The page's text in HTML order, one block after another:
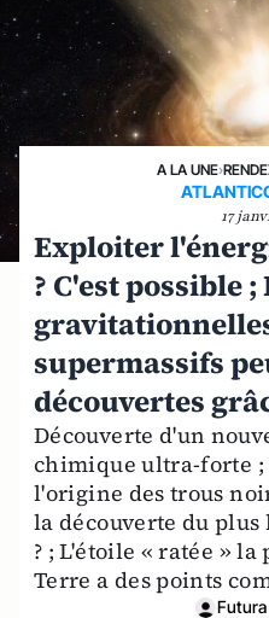
A LA UNE›
17
Exploiter
? C'est possible ;
supermassifs
découvertes
Découverte d'un
chimique ultra-forte ;
l'origine des trous
la découverte du
? ; L'étoile « ratée »
Terre a des points